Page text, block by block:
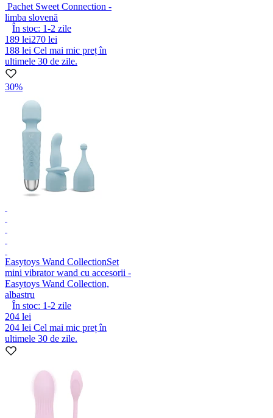
Pachet Sweet Connection -
limba slovenă
În stoc: 1-2 zile
189 lei270 lei
188 lei Cel mai mic preț în
ultimele 30 de zile.
30%
Easytoys Wand CollectionSet
mini vibrator wand cu accesorii -
Easytoys Wand Collection,
albastru
În stoc: 1-2 zile
204 lei
204 lei Cel mai mic preț în
ultimele 30 de zile.